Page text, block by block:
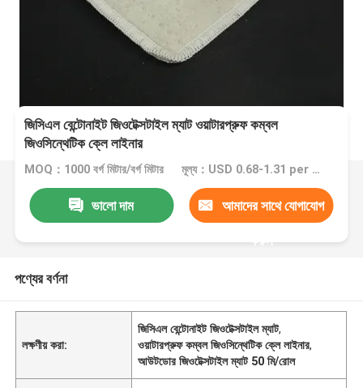
জিসিএল বেন্টোনাইট জিওটেক্সটাইল ম্যাট ওয়াটারপ্রুফ কম্বল
জিওসিন্থেটিক ক্লে লাইনার
MOQ：1000 বর্গ মিটার/বর্গ মিটার মূল্য：USD 0.68-1.31 per square meter
ভালো দাম আমাদের সাথে যোগাযোগ
করুন
পণ্যের বর্ণনা
লক্ষণীয় করা:
জিসিএল বেন্টোনাইট জিওটেক্সটাইল ম্যাট,
ওয়াটারপ্রুফ কম্বল জিওসিন্থেটিক ক্লে লাইনার,
আউটডোর জিওটেক্সটাইল ম্যাট 50 মি/রোল